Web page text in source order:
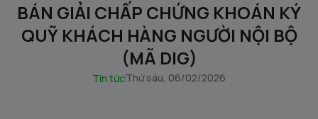
BÁN GIẢI CHẤP CHỨNG KHOÁN KÝ
QUỸ KHÁCH HÀNG NGƯỜI NỘI BỘ
(MÃ DIG)
Tin tứcThứ sáu, 06/02/2026